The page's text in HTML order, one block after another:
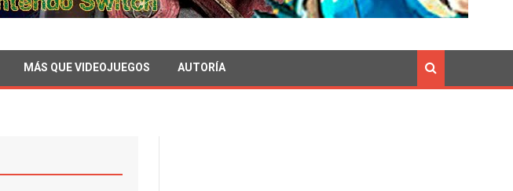
MÁS QUE VIDEOJUEGOS AUTORÍA